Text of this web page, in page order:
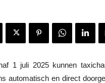
1 juli 2025 kunnen
automatisch en direct